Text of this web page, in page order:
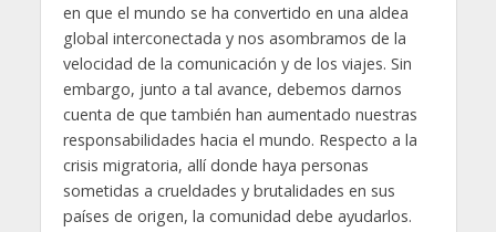
en que el mundo se ha convertido en una aldea
global interconectada y nos asombramos de la
velocidad de la comunicación y de los viajes. Sin
embargo, junto a tal avance, debemos darnos
cuenta de que también han aumentado nuestras
responsabilidades hacia el mundo. Respecto a la
crisis migratoria, allí donde haya personas
sometidas a crueldades y brutalidades en sus
países de origen, la comunidad debe ayudarlos.